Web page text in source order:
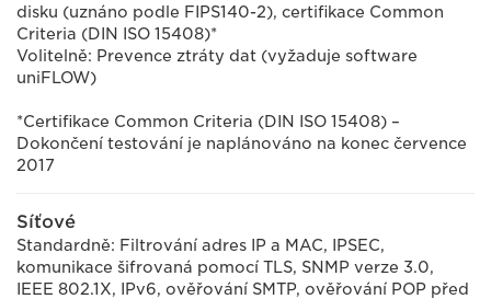
disku (uznáno podle FIPS140-2), certifikace Common
Criteria (DIN ISO 15408)*
Volitelně: Prevence ztráty dat (vyžaduje software
uniFLOW)
*Certifikace Common Criteria (DIN ISO 15408) –
Dokončení testování je naplánováno na konec července
2017
Síťové
Standardně: Filtrování adres IP a MAC, IPSEC,
komunikace šifrovaná pomocí TLS, SNMP verze 3.0,
IEEE 802.1X, IPv6, ověřování SMTP, ověřování POP před